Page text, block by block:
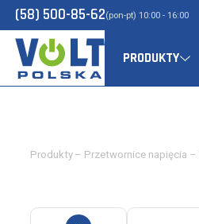
(58) 500-85-62(pon-pt) 10:00 - 16:00
PRODUKTY
Produkty – Przetwornice napięcia –